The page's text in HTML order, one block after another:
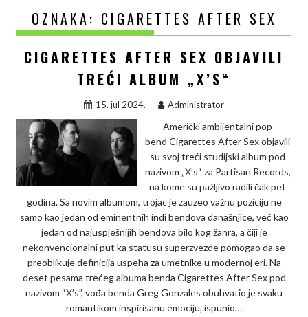
OZNAKA: CIGARETTES AFTER SEX
CIGARETTES AFTER SEX OBJAVILI
TREĆI ALBUM „X’S“
15. jul 2024. Administrator
Američki ambijentalni pop
bend Cigarettes After Sex objavili
su svoj treći studijski album pod
nazivom „X’s“ za Partisan Records,
na kome su pažljivo radili čak pet
godina. Sa novim albumom, trojac je zauzeo važnu poziciju ne
samo kao jedan od eminentnih indi bendova današnjice, već kao
jedan od najuspješnijih bendova bilo kog žanra, a čiji je
nekonvencionalni put ka statusu superzvezde pomogao da se
preoblikuje definicija uspeha za umetnike u modernoj eri. Na
deset pesama trećeg albuma benda Cigarettes After Sex pod
nazivom “X’s”, vođa benda Greg Gonzales obuhvatio je svaku
romantikom inspirisanu emociju, ispunio…